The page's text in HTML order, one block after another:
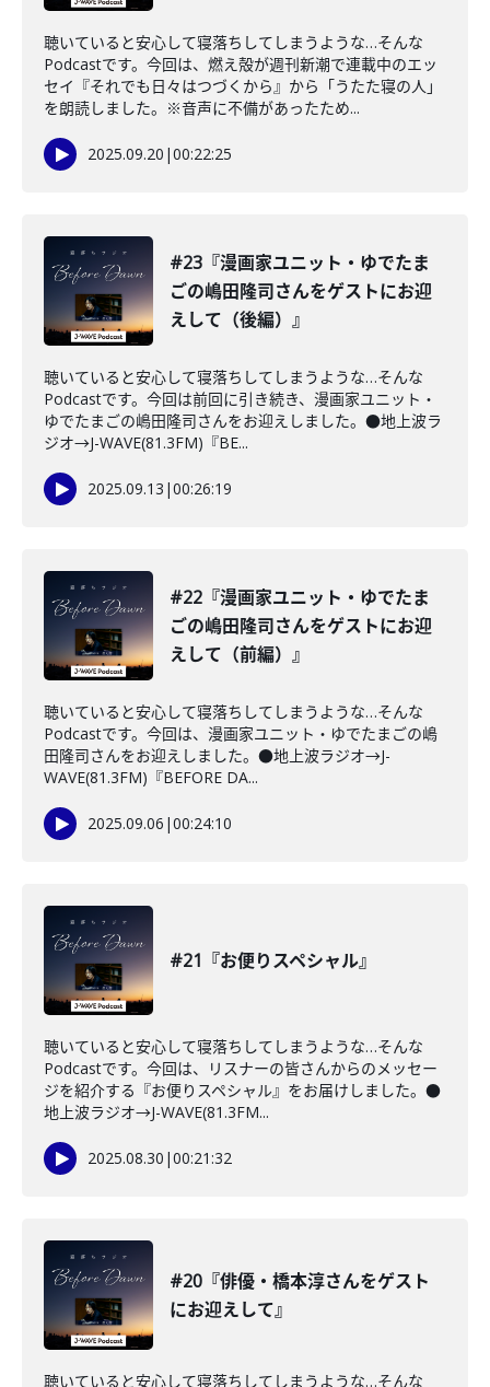
聴いていると安心して寝落ちしてしまうような…そんな
Podcastです。今回は、燃え殻が週刊新潮で連載中のエッ
セイ『それでも日々はつづくから』から「うたた寝の人」
を朗読しました。※音声に不備があったため...
2025.09.20 |00:22:25
#23『漫画家ユニット・ゆでたま
ごの嶋田隆司さんをゲストにお迎
えして（後編）』
聴いていると安心して寝落ちしてしまうような…そんな
Podcastです。今回は前回に引き続き、漫画家ユニット・
ゆでたまごの嶋田隆司さんをお迎えしました。●地上波ラ
ジオ→J-WAVE(81.3FM)『BE...
2025.09.13 |00:26:19
#22『漫画家ユニット・ゆでたま
ごの嶋田隆司さんをゲストにお迎
えして（前編）』
聴いていると安心して寝落ちしてしまうような…そんな
Podcastです。今回は、漫画家ユニット・ゆでたまごの嶋
田隆司さんをお迎えしました。●地上波ラジオ→J-
WAVE(81.3FM)『BEFORE DA...
2025.09.06 |00:24:10
#21『お便りスペシャル』
聴いていると安心して寝落ちしてしまうような…そんな
Podcastです。今回は、リスナーの皆さんからのメッセー
ジを紹介する『お便りスペシャル』をお届けしました。●
地上波ラジオ→J-WAVE(81.3FM...
2025.08.30 |00:21:32
#20『俳優・橋本淳さんをゲスト
にお迎えして』
聴いていると安心して寝落ちしてしまうような…そんな